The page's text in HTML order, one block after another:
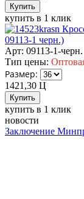
купить в 1 клик
09113-1 черн.)
Арт: 09113-1-черн.
Тип цены:
Размер:
1421,30 Ц
купить в 1 клик
новости
Заключение